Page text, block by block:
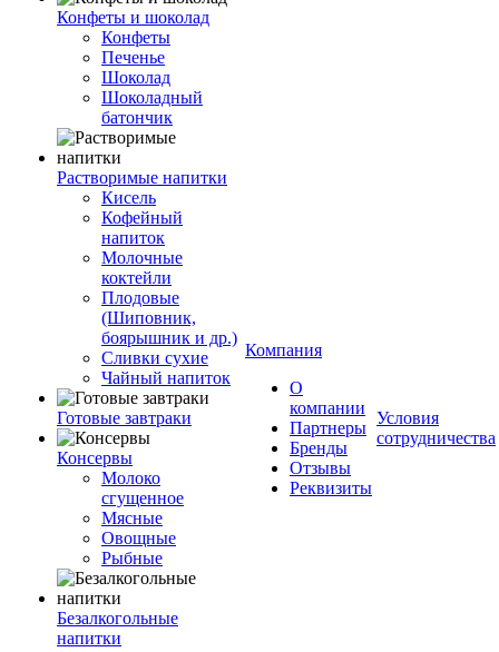
Конфеты и шоколад
Конфеты
Печенье
Шоколад
Шоколадный
батончик
Растворимые напитки
Кисель
Кофейный
напиток
Молочные
коктейли
Плодовые
(Шиповник,
боярышник и др.)
Сливки сухие
Чайный напиток
Готовые завтраки
Консервы
Молоко
сгущенное
Мясные
Овощные
Рыбные
Безалкогольные
напитки
Компания
О
компании
Партнеры
Бренды
Отзывы
Реквизиты
Условия
сотрудничества